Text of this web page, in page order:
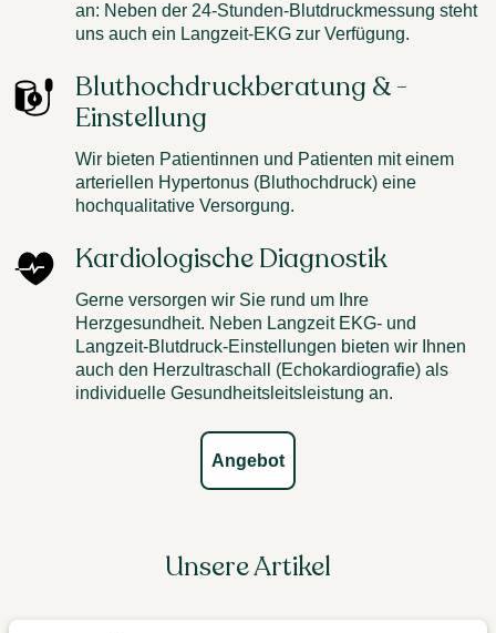
an: Neben der 24-Stunden-Blutdruckmessung steht
uns auch ein Langzeit-EKG zur Verfügung.
Bluthochdruckberatung & -
Einstellung
Wir bieten Patientinnen und Patienten mit einem
arteriellen Hypertonus (Bluthochdruck) eine
hochqualitative Versorgung.
Kardiologische Diagnostik
Gerne versorgen wir Sie rund um Ihre
Herzgesundheit. Neben Langzeit EKG- und
Langzeit-Blutdruck-Einstellungen bieten wir Ihnen
auch den Herzultraschall (Echokardiografie) als
individuelle Gesundheitsleitsleistung an.
Angebot
Unsere Artikel